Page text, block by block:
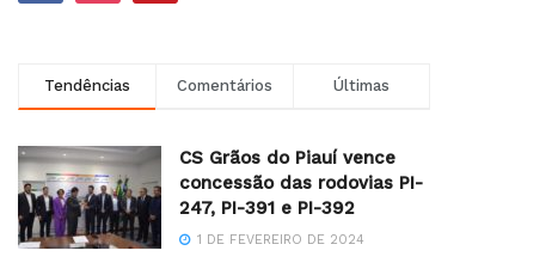
Tendências Comentários Últimas
CS Grãos do Piauí vence
concessão das rodovias PI-
247, PI-391 e PI-392
1 DE FEVEREIRO DE 2024